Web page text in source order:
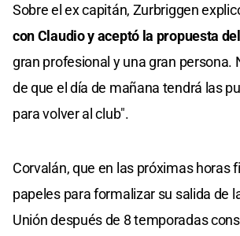
Sobre el ex capitán, Zurbriggen
con Claudio y aceptó la propuesta
gran profesional y una gran persona.
de que el día de mañana tendrá las
para volver al club".
Corvalán, que en las próximas horas
papeles para formalizar su salida de
Unión después de 8 temporadas